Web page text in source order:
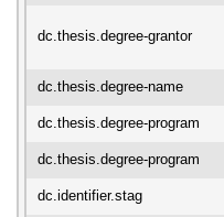
dc.thesis.degree-grantor
dc.thesis.degree-name
dc.thesis.degree-program
dc.thesis.degree-program
dc.identifier.stag